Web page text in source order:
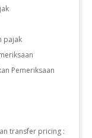
pajak
Pemeriksaan
transfer pricing :